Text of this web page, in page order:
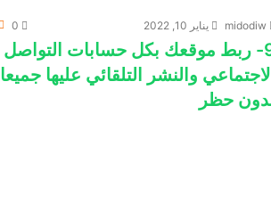
midodiw يناير 10, 2022 0
9- ربط موقعك بكل حسابات التواصل
الاجتماعي والنشر التلقائي عليها جميعا
حظر